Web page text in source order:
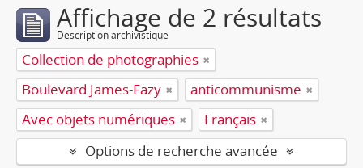
Affichage de 2 résultats
Description archivistique
Collection de photographies
Boulevard James-Fazy
anticommunisme
Avec objets numériques
Français
Options de recherche avancée